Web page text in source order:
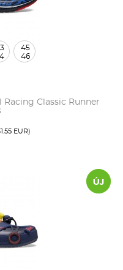
Classic Runner
EUR)
45
46